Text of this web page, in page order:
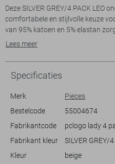
Deze SILVER GREY/4 PACK LEO
comfortabele en stijlvolle keuze
van 95% katoen en 5% elastan
die de hele dag prettig aanvoelt.
bewegingsvrijheid. De set
een modieus animal print
maakt het gemakkelijk om te
garderobe.
De Pieces ondergoed set valt op
stijl, ideaal voor zowel casual als
je nu thuis ontspant of onderweg
ze een praktische keuze voor
Lees meer
Specificaties
Merk
Pieces
Bestelcode
55004674
Fabrikantcode
pclogo lady 4
Fabrikant kleur
SILVER GREY/
Kleur
beige